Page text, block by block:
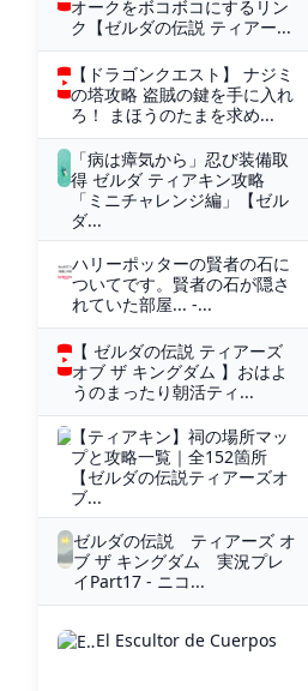
オークをボコボコにするリン
ク【ゼルダの伝説 ティアー...
【ドラゴンクエスト】 ナジミ
の塔攻略 盗賊の鍵を手に入れ
ろ！ まほうのたまを求め...
「病は瘴気から」忍び装備取
得 ゼルダ ティアキン攻略
「ミニチャレンジ編」【ゼル
ダ...
ハリーポッターの賢者の石に
ついてです。賢者の石が隠さ
れていた部屋... -...
【 ゼルダの伝説 ティアーズ
オブ ザ キングダム 】おはよ
うのまったり朝活ティ...
【ティアキン】祠の場所マッ
プと攻略一覧｜全152箇所
【ゼルダの伝説ティアーズオ
ブ...
ゼルダの伝説 ティアーズ オ
ブ ザ キングダム 実況プレ
イPart17 - ニコ...
El Escultor de Cuerpos